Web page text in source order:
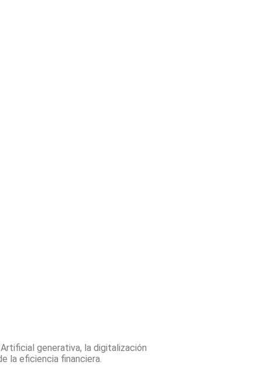
generativa, la digitalización
la eficiencia financiera.